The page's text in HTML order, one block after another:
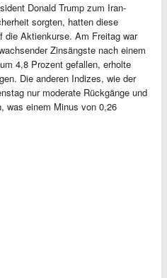
Donald Trump zum Iran-
sorgten, hatten diese
die Aktienkurse. Am Freitag war
Zinsängste nach einem
4,8 Prozent gefallen, erholte
Die anderen Indizes, wie der
nur moderate Rückgänge und
was einem Minus von 0,26